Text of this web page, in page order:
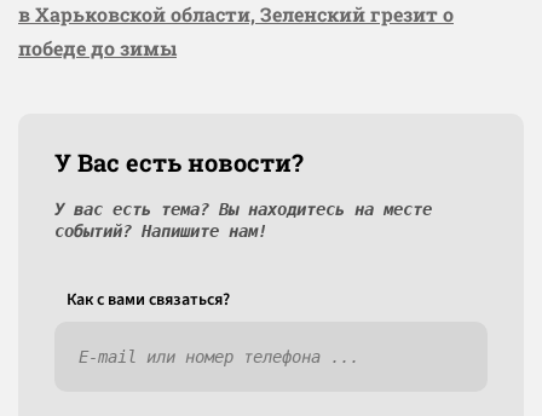
в Харьковской области, Зеленский грезит о
победе до зимы
У Вас есть новости?
У вас есть тема? Вы находитесь на месте
событий? Напишите нам!
Как c вами связаться?